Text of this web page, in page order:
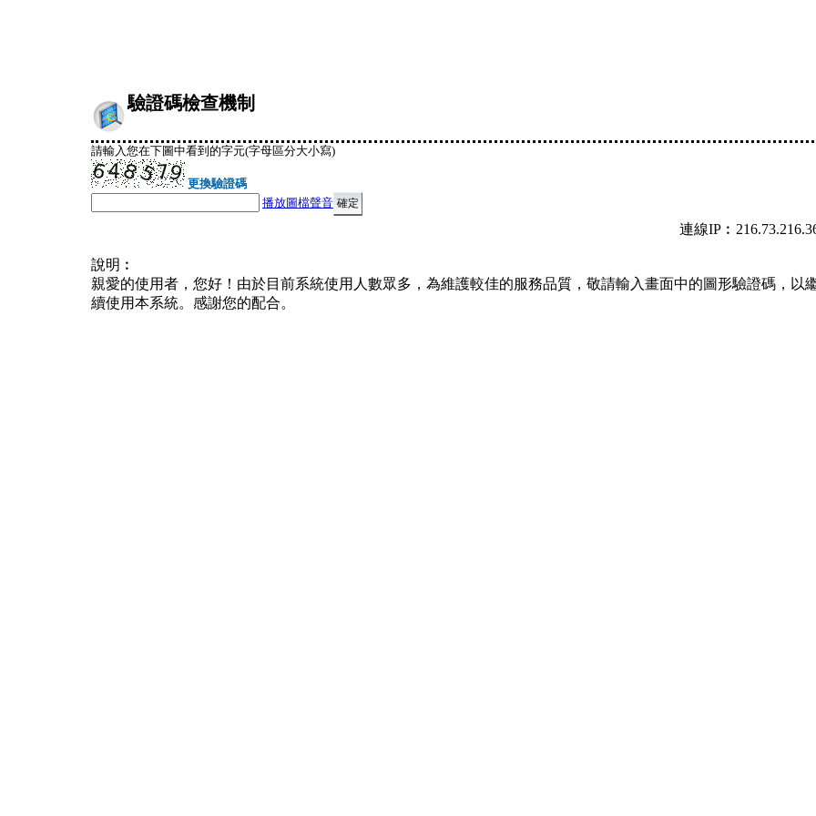
驗證碼檢查機制
請輸入您在下圖中看到的字元(字母區分大小寫)
更換驗證碼
播放圖檔聲音
連線
說明︰
親愛的使用者，您好！由於目前系統使用人數眾多，為維護較佳的服務品質，敬請輸入畫面中的圖形驗證碼，以
續使用本系統。感謝您的配合。